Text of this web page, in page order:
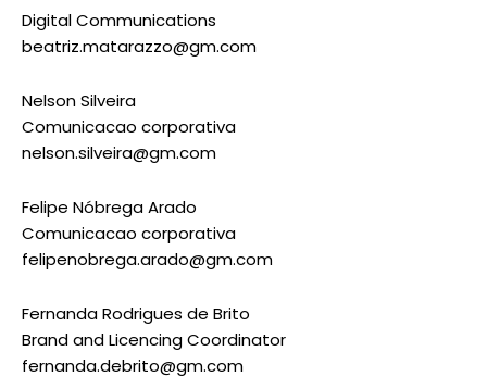
Digital Communications
beatriz.matarazzo@gm.com
Nelson Silveira
Comunicacao corporativa
nelson.silveira@gm.com
Felipe Nóbrega Arado
Comunicacao corporativa
felipenobrega.arado@gm.com
Fernanda Rodrigues de Brito
Brand and Licencing Coordinator
fernanda.debrito@gm.com